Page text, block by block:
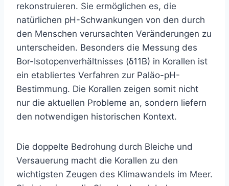
rekonstruieren. Sie ermöglichen es, die
natürlichen pH-Schwankungen von den durch
den Menschen verursachten Veränderungen zu
unterscheiden. Besonders die Messung des
Bor-Isotopenverhältnisses (δ11B) in Korallen ist
ein etabliertes Verfahren zur Paläo-pH-
Bestimmung. Die Korallen zeigen somit nicht
nur die aktuellen Probleme an, sondern liefern
den notwendigen historischen Kontext.
Die doppelte Bedrohung durch Bleiche und
Versauerung macht die Korallen zu den
wichtigsten Zeugen des Klimawandels im Meer.